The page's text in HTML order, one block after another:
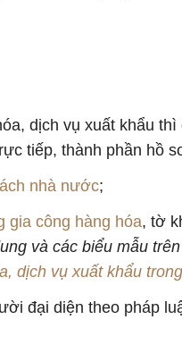
dịch vụ xuất khẩu
tiếp, thành phần hồ
nhà nước;
gia công hàng hóa, tờ
và các biểu mẫu
dịch vụ xuất khẩu
đại diện theo pháp